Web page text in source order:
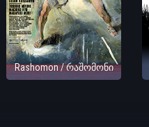
Rashomon / რაშომონი